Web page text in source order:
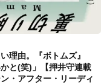
理由。『ボトムズ』
と(笑)」【押井守連載
・アフター・リーディ